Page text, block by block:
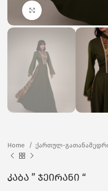
Click to enlarge
Home ქართულ-
კაბა ” ჯეირანი “